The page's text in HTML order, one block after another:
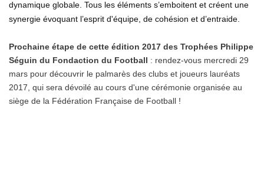
dynamique globale. Tous les éléments s’emboitent et créent une
synergie évoquant l’esprit d'équipe, de cohésion et d’entraide.
Prochaine étape de cette édition 2017 des Trophées Philippe
Séguin du Fondaction du Football : rendez-vous mercredi 29
mars pour découvrir le palmarès des clubs et joueurs lauréats
2017, qui sera dévoilé au cours d'une cérémonie organisée au
siège de la Fédération Française de Football !